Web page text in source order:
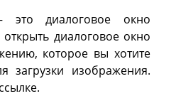
это диалоговое окно
диалоговое окно
которое вы хотите
загрузки изображения.